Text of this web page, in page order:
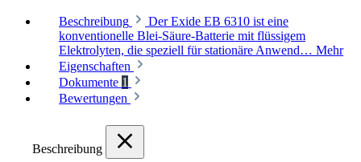
Beschreibung
Der Exide EB 6310 ist eine
konventionelle Blei-Säure-Batterie mit flüssigem
Elektrolyten, die speziell für stationäre Anwend… Mehr
Eigenschaften
Dokumente 1
Bewertungen
Beschreibung